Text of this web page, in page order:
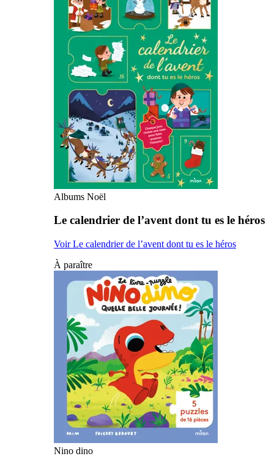
Albums Noël
Le calendrier de l’avent dont tu es le héros
Voir Le calendrier de l’avent dont tu es le héros
À paraître
Nino dino